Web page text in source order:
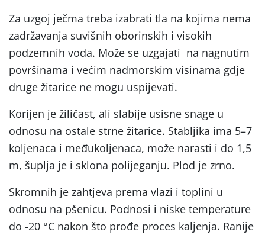
Za uzgoj ječma treba izabrati tla na kojima nema
zadržavanja suvišnih oborinskih i visokih
podzemnih voda. Može se uzgajati na nagnutim
površinama i većim nadmorskim visinama gdje
druge žitarice ne mogu uspijevati.
Korijen je žiličast, ali slabije usisne snage u
odnosu na ostale strne žitarice. Stabljika ima 5–7
koljenaca i međukoljenaca, može narasti i do 1,5
m, šuplja je i sklona polijeganju. Plod je zrno.
Skromnih je zahtjeva prema vlazi i toplini u
odnosu na pšenicu. Podnosi i niske temperature
do -20 °C nakon što prođe proces kaljenja. Ranije